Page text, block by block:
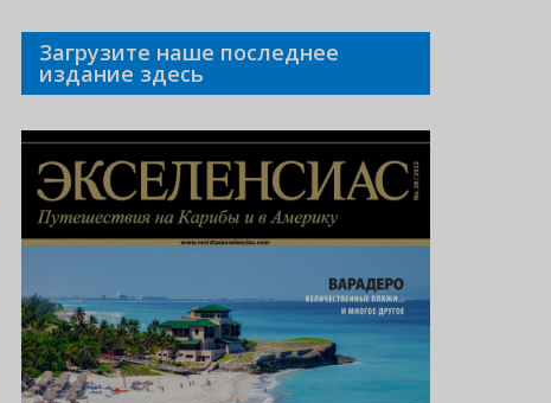
Загрузите наше последнее
издание здесь